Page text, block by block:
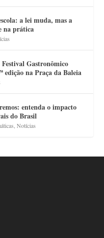
a lei muda, mas a
na prática
Gastronômico
edição na Praça da Baleia
entenda o impacto
do Brasil
,Notícias